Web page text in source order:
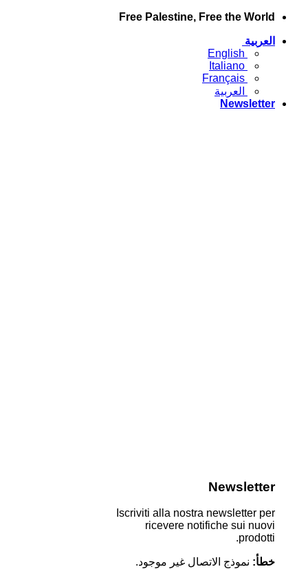
تخطي
Free Palestine, Free the World
العربية
العربية
Newsletter
Newsletter
Iscriviti alla nostra newsletter per
ricevere notifiche sui nuovi
prodotti.
خطأ: نموذج الاتصال غير موجود.